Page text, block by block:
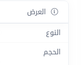
العرض
النوع
الحجم